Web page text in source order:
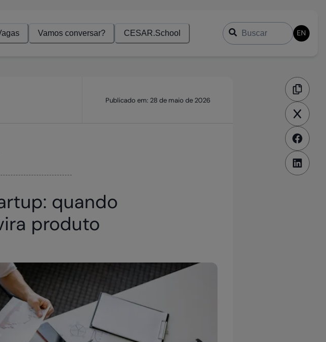
Vamos conversar? CESAR.School
Buscar
EN
Publicado em: 28 de maio de 2026
quando
produto